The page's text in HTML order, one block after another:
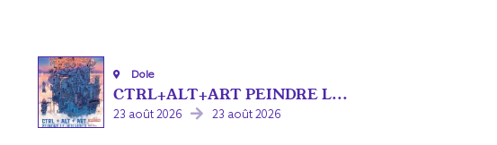
Dole
CTRL+ALT+ART PEINDRE L...
23 août 2026 23 août 2026